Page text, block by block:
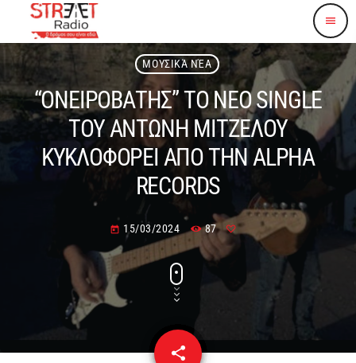
menu
ΜΟΥΣΙΚΆ ΝΈΑ
“ΟΝΕΙΡΟΒΑΤΗΣ” ΤΟ ΝΕΟ SINGLE
ΤΟΥ ΑΝΤΩΝΗ ΜΙΤΖΕΛΟΥ
ΚΥΚΛΟΦΟΡΕΙ ΑΠΟ ΤΗΝ ALPHA
RECORDS
today 15/03/2024 87
share
email